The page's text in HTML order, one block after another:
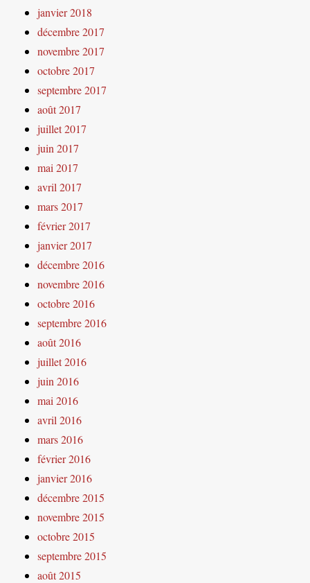
janvier 2018
décembre 2017
novembre 2017
octobre 2017
septembre 2017
août 2017
juillet 2017
juin 2017
mai 2017
avril 2017
mars 2017
février 2017
janvier 2017
décembre 2016
novembre 2016
octobre 2016
septembre 2016
août 2016
juillet 2016
juin 2016
mai 2016
avril 2016
mars 2016
février 2016
janvier 2016
décembre 2015
novembre 2015
octobre 2015
septembre 2015
août 2015